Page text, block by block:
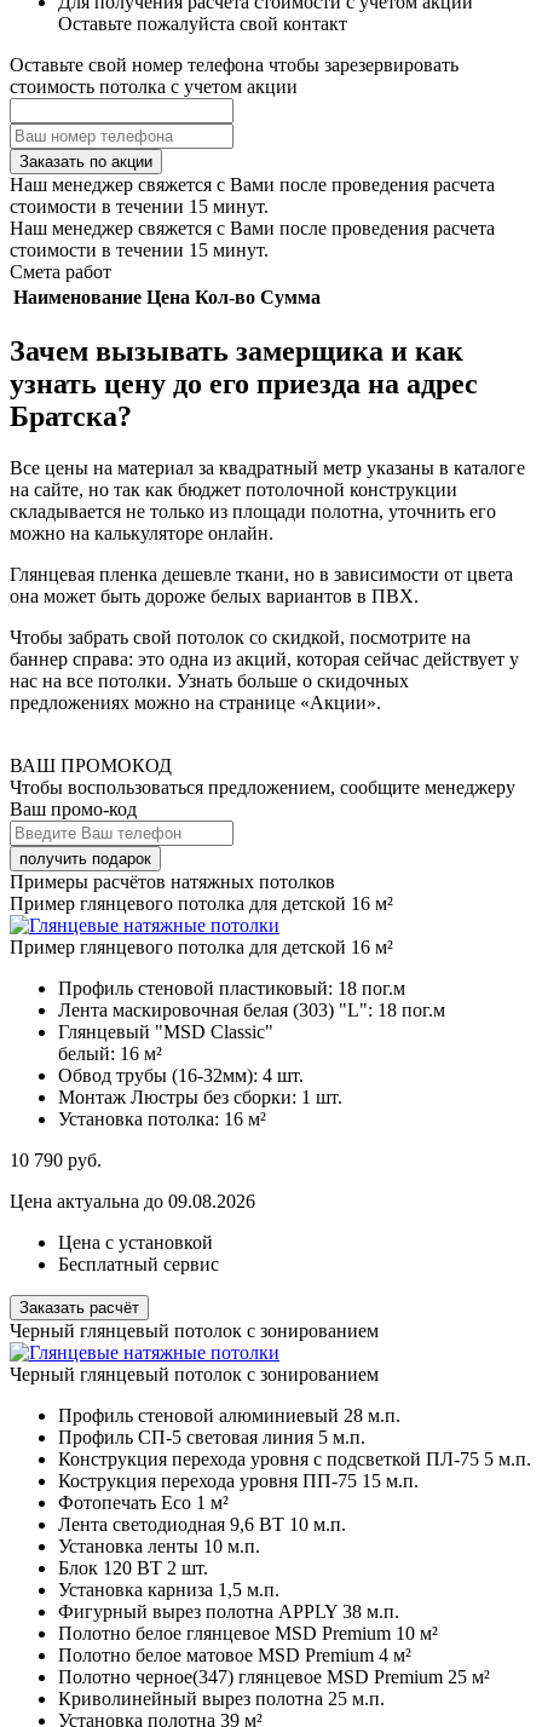
Оставьте пожалуйста свой контакт
Оставьте свой номер телефона чтобы зарезервировать
стоимость потолка с учетом акции
Заказать по акции
Наш менеджер свяжется с Вами после проведения расчета
стоимости в течении 15 минут.
Наш менеджер свяжется с Вами после проведения расчета
стоимости в течении 15 минут.
Смета работ
Наименование Цена Кол-во Сумма
Зачем вызывать замерщика и как
узнать цену до его приезда на адрес
Братска?
Все цены на материал за квадратный метр указаны в каталоге
на сайте, но так как бюджет потолочной конструкции
складывается не только из площади полотна, уточнить его
можно на калькуляторе онлайн.
Глянцевая пленка дешевле ткани, но в зависимости от цвета
она может быть дороже белых вариантов в ПВХ.
Чтобы забрать свой потолок со скидкой, посмотрите на
баннер справа: это одна из акций, которая сейчас действует у
нас на все потолки. Узнать больше о скидочных
предложениях можно на странице «Акции».
ВАШ ПРОМОКОД
Чтобы воспользоваться предложением, сообщите менеджеру
Ваш промо-код
Примеры расчётов натяжных потолков
Пример глянцевого потолка для детской 16 м²
Пример глянцевого потолка для детской 16 м²
Профиль стеновой пластиковый: 18 пог.м
Лента маскировочная белая (303) "L": 18 пог.м
Глянцевый "MSD Classic"
белый: 16 м²
Обвод трубы (16-32мм): 4 шт.
Монтаж Люстры без сборки: 1 шт.
Установка потолка: 16 м²
10 790 руб.
Цена актуальна до 09.08.2026
Цена с установкой
Бесплатный сервис
Заказать расчёт
Черный глянцевый потолок с зонированием
Черный глянцевый потолок с зонированием
Профиль стеновой алюминиевый 28 м.п.
Профиль СП-5 световая линия 5 м.п.
Конструкция перехода уровня с подсветкой ПЛ-75 5 м.п.
Кострукция перехода уровня ПП-75 15 м.п.
Фотопечать Eco 1 м²
Лента светодиодная 9,6 ВТ 10 м.п.
Установка ленты 10 м.п.
Блок 120 ВТ 2 шт.
Установка карниза 1,5 м.п.
Фигурный вырез полотна APPLY 38 м.п.
Полотно белое глянцевое MSD Premium 10 м²
Полотно белое матовое MSD Premium 4 м²
Полотно черное(347) глянцевое MSD Premium 25 м²
Криволинейный вырез полотна 25 м.п.
Установка полотна 39 м²